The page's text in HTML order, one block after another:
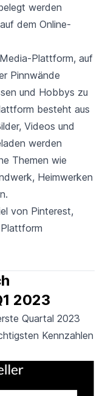
werden
dem Online-
Plattform, auf
Pinnwände
und Hobbys zu
besteht aus
Videos und
werden
Themen wie
Heimwerken
von Pinterest,
2023
Quartal 2023
Kennzahlen